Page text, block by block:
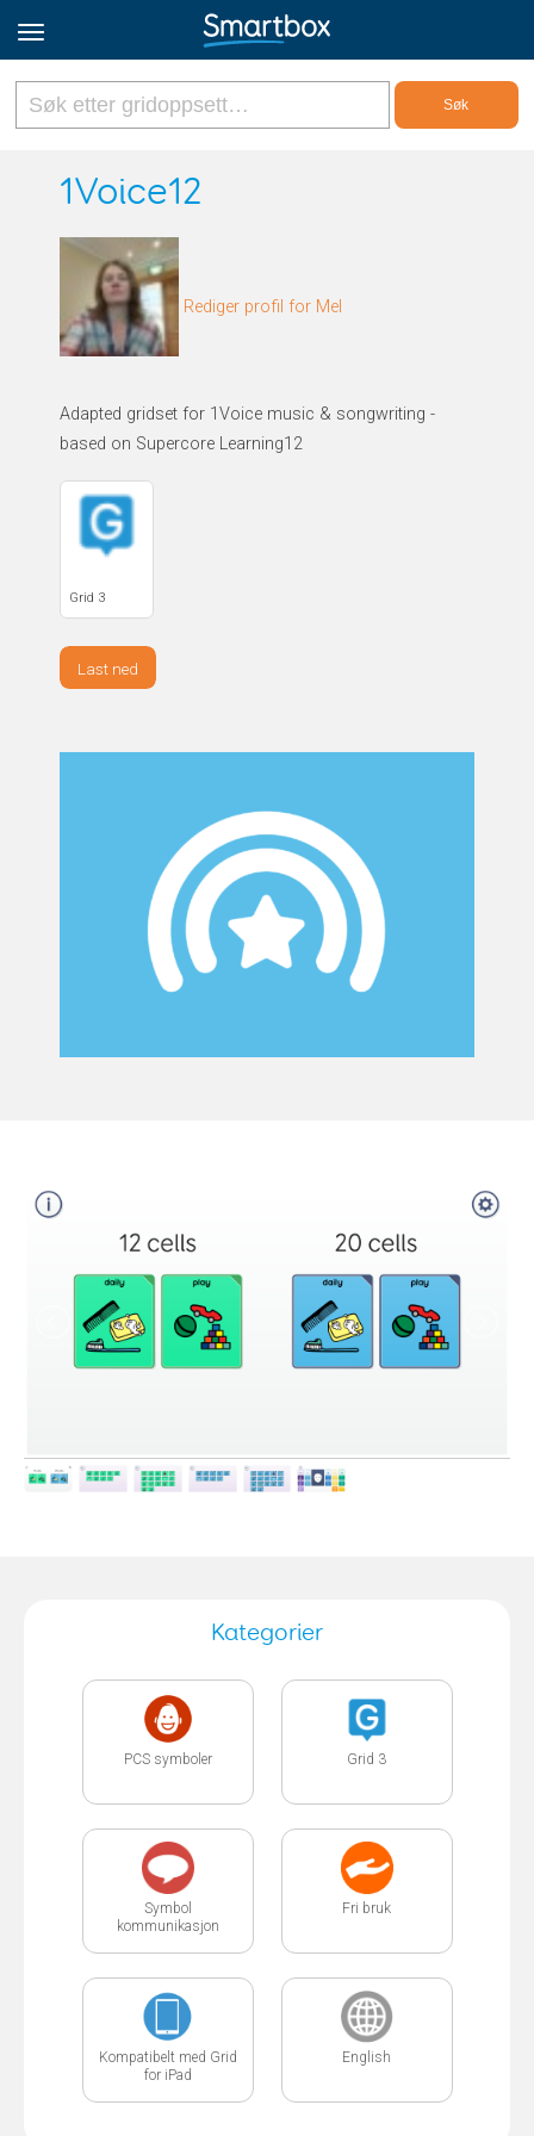
Online Grids
Registrer deg
1Voice12
Rediger profil for Mel
Adapted gridset for 1Voice music & songwriting -
based on Supercore Learning12
Grid 3
Last ned
Kategorier
PCS symboler Grid 3
Symbol
kommunikasjon
Fri bruk
Kompatibelt med Grid
for iPad
English